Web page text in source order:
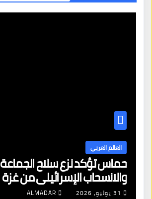
العالم العربي
حماس تؤكد نزع سلاح الجماعة
والانسحاب الإسرائيلي من غزة
31 يوليو، 2026 ALMADAR